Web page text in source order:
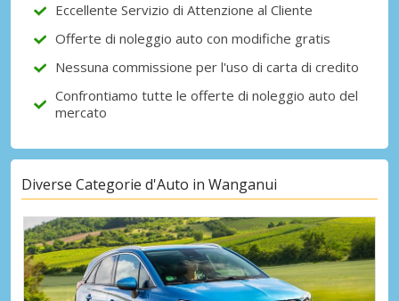
Eccellente Servizio di Attenzione al Cliente
Offerte di noleggio auto con modifiche gratis
Nessuna commissione per l'uso di carta di credito
Confrontiamo tutte le offerte di noleggio auto del
mercato
Diverse Categorie d'Auto in Wanganui